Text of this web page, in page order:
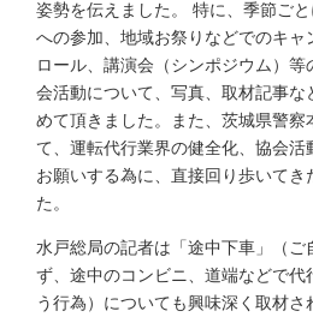
姿勢を伝えました。 特に、季節ご
への参加、地域お祭りなどでのキャ
ロール、講演会（シンポジウム）
会活動について、写真、取材記事な
めて頂きました。また、茨城県警察
て、運転代行業界の健全化、協会活
お願いする為に、直接回り歩いてき
た。
水戸総局の記者は「途中下車」（ご
ず、途中のコンビニ、道端などで代
う行為）についても興味深く取材さ